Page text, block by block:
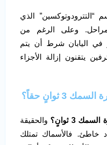
“التترودوتوكسين” الذي
وعلى الرغم من
اليابان شرط أن يتم
يتقنون إزالة الأجزاء
3 ثوانٍ حقاً؟
3 ثوانٍ؟
والحقيقة
خاطئ. فالأسماك تمتلك